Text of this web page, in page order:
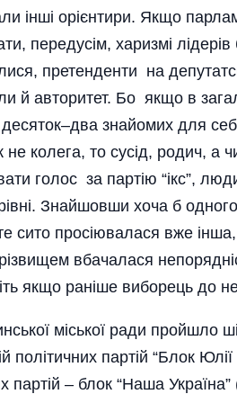
інші орієнтири. Якщо
передусім, харизмі
претенденти на
й авторитет. Бо якщо в
знайомих для
колега, то сусід, родич, а
голос за партію “ікс”,
Знайшовши хоча б
сито просіювалася вже
вбачалася
якщо раніше виборець до
міської ради пройшло
політичних партій “Блок
партій – блок “Наша Україна”